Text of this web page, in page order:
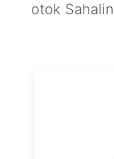
otok